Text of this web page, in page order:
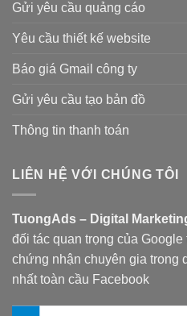
Gửi yêu cầu quảng cáo
Yêu cầu thiết kế website
Báo giá Gmail công ty
Gửi yêu cầu tạo bản đồ
Thông tin thanh toán
LIÊN HỆ VỚI CHÚNG TÔI
TuongAds – Digital
đối tác quan trọng của
chứng nhận chuyên gia trong
nhất toàn cầu Facebook